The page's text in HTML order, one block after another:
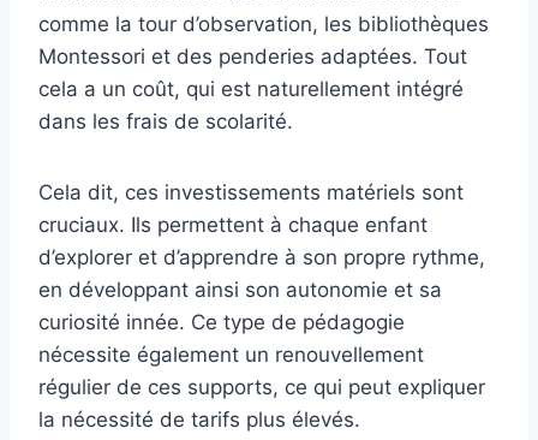
comme la tour d’observation, les bibliothèques
Montessori et des penderies adaptées. Tout
cela a un coût, qui est naturellement intégré
dans les frais de scolarité.
Cela dit, ces investissements matériels sont
cruciaux. Ils permettent à chaque enfant
d’explorer et d’apprendre à son propre rythme,
en développant ainsi son autonomie et sa
curiosité innée. Ce type de pédagogie
nécessite également un renouvellement
régulier de ces supports, ce qui peut expliquer
la nécessité de tarifs plus élevés.